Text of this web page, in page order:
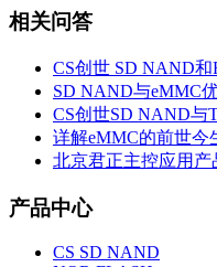
相关问答
CS创世 SD NAND和
SD NAND与eMMC
CS创世SD NAND与
详解eMMC的前世今
北京君正主控应用产
产品中心
CS SD NAND